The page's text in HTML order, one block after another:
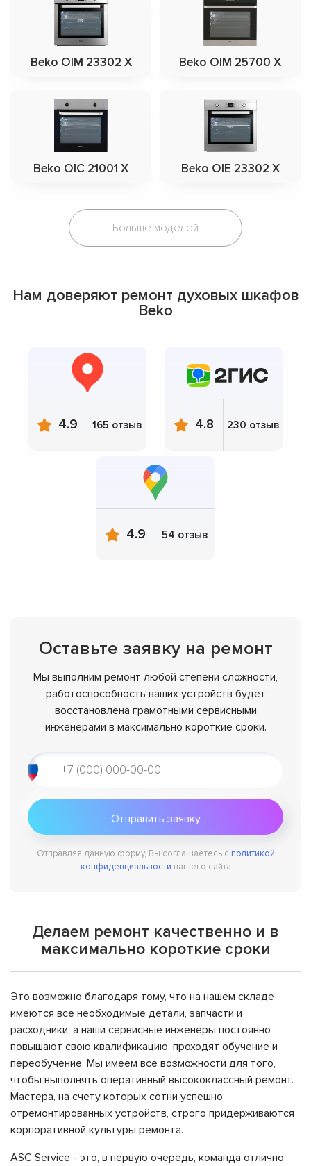
Beko OIM 23302 X Beko OIM 25700 X
Beko OIC 21001 X Beko OIE 23302 X
Больше моделей
Нам доверяют ремонт духовых шкафов
Beko
4.9 165 отзыв 4.8 230 отзыв
4.9 54 отзыв
Оставьте заявку на ремонт
Мы выполним ремонт любой степени сложности,
работоспособность ваших устройств будет
восстановлена грамотными сервисными
инженерами в максимально короткие сроки.
Отправляя данную форму, Вы соглашаетесь с политикой
конфиденциальности нашего сайта
Делаем ремонт качественно и в
максимально короткие сроки
Это возможно благодаря тому, что на нашем складе
имеются все необходимые детали, запчасти и
расходники, а наши сервисные инженеры постоянно
повышают свою квалификацию, проходят обучение и
переобучение. Мы имеем все возможности для того,
чтобы выполнять оперативный высококлассный ремонт.
Мастера, на счету которых сотни успешно
отремонтированных устройств, строго придерживаются
корпоративной культуры ремонта.
ASC Service - это, в первую очередь, команда отлично